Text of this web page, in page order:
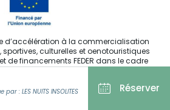
: LES NUITS INSOLITES Réserver
d’accélération à la commercialisation
culturelles et oenotouristiques
de financements FEDER dans le cadre
développement.